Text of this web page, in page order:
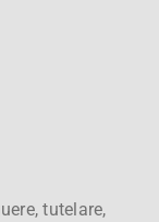
tutelare,